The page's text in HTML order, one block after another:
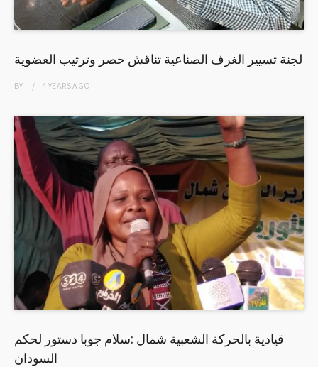
لجنة تسيير الغرف الصناعية تناقش حصر وترتيب العضوية
BY 4 YEARSAGO
قيادية بالحركة الشعبية شمال :سلام جوبا دستور لحكم
السودان